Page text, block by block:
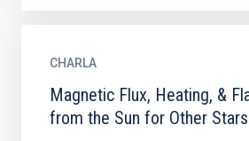
CHARLA
Magnetic Flux, Heating, &
from the Sun for Other